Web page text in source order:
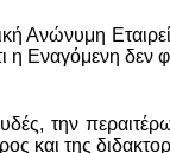
Ανώνυμη
η Εναγόμενη δεν
την
και της